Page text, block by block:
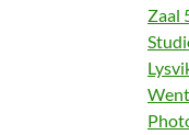
Zaal